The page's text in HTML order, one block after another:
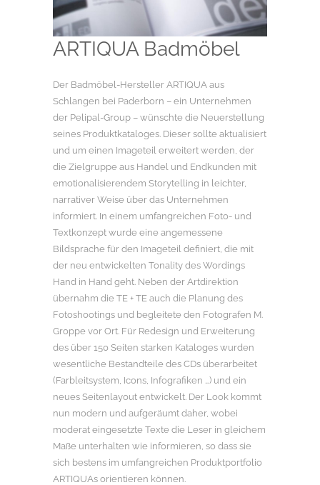
ARTIQUA Badmöbel
Der Badmöbel-Hersteller ARTIQUA aus
Schlangen bei Paderborn – ein Unternehmen
der Pelipal-Group – wünschte die Neuerstellung
seines Produktkataloges. Dieser sollte aktualisiert
und um einen Imageteil erweitert werden, der
die Zielgruppe aus Handel und Endkunden mit
emotionalisierendem Storytelling in leichter,
narrativer Weise über das Unternehmen
informiert. In einem umfangreichen Foto- und
Textkonzept wurde eine angemessene
Bildsprache für den Imageteil definiert, die mit
der neu entwickelten Tonality des Wordings
Hand in Hand geht. Neben der Artdirektion
übernahm die TE + TE auch die Planung des
Fotoshootings und begleitete den Fotografen M.
Groppe vor Ort. Für Redesign und Erweiterung
des über 150 Seiten starken Kataloges wurden
wesentliche Bestandteile des CDs überarbeitet
(Farbleitsystem, Icons, Infografiken …) und ein
neues Seitenlayout entwickelt. Der Look kommt
nun modern und aufgeräumt daher, wobei
moderat eingesetzte Texte die Leser in gleichem
Maße unterhalten wie informieren, so dass sie
sich bestens im umfangreichen Produktportfolio
ARTIQUAs orientieren können.